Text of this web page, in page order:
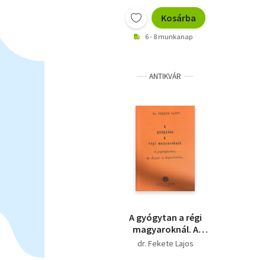
Kosárba
6 - 8 munkanap
ANTIKVÁR
A gyógytan a régi
magyaroknál. A
pogánykorban - Az
dr. Fekete Lajos